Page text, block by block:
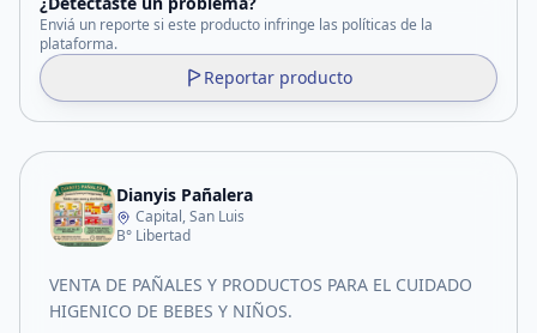
Enviá un reporte si este producto infringe las políticas de la
plataforma.
Reportar producto
Dianyis Pañalera
Capital, San Luis
B° Libertad
VENTA DE PAÑALES Y PRODUCTOS PARA EL CUIDADO
HIGENICO DE BEBES Y NIÑOS.